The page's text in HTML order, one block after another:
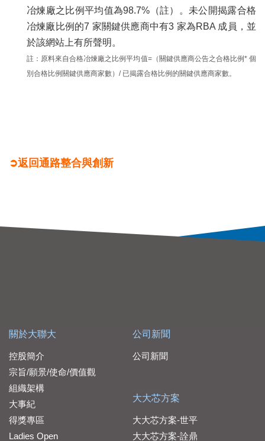
冶煉廠之比例平均值為98.7%（註）。未公開揭露合格
冶煉廠比例的7 家關鍵供應商中有3 家為RBA 成員，並
於該網站上有所聲明。
註：原料來自合格冶煉廠之比例平均值=（關鍵供應商公告之合格比例* 個
別合格比例關鍵供應商家數）/ 已揭露合格比例的關鍵供應商家數。
➲返回通路整合與創新
關於大聯大
控股簡介
宗旨/願景/使命/價值觀
組織架構
大事紀
得獎專區
Ladies Open
公司新聞
公司新聞
大大芯方案
大大芯方案-世平
大大芯方案-詮鼎